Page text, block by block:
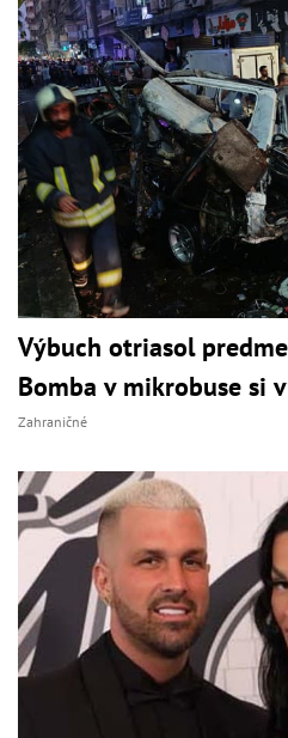
Výbuch otriasol
Bomba v mikrobuse si
Zahraničné